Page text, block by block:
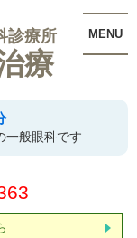
診療所
療
一般眼科です
MENU